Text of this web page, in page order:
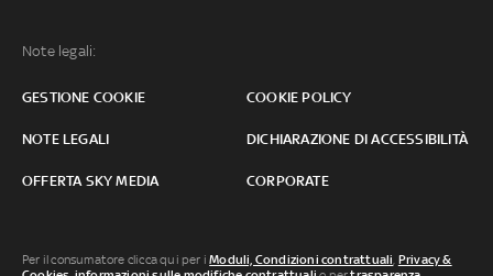
Note legali:
GESTIONE COOKIE COOKIE POLICY
NOTE LEGALI DICHIARAZIONE DI ACCESSIBILITÀ
OFFERTA SKY MEDIA CORPORATE
Per il consumatore clicca qui per iModuli, Condizioni contrattuali, Privacy &